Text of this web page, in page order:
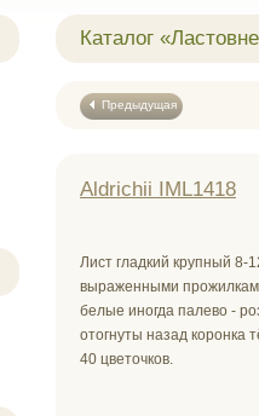
Каталог
Предыдущая
Aldrichii IML1418
Лист гладкий крупный 8-
выраженными
белые иногда палево -
отогнуты назад коронка
40 цветочков.